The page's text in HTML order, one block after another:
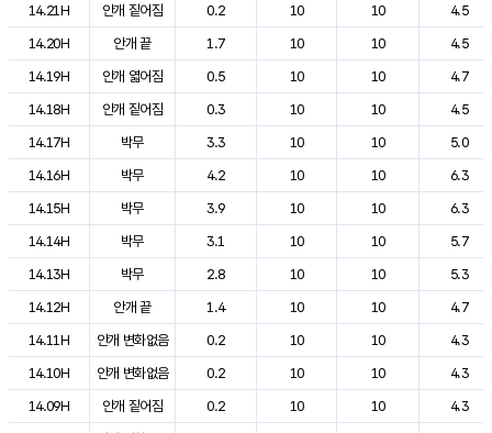
14.21H
안개 짙어짐 0.2 10 10
4.5
14.20H
안개 끝 1.7 10 10
4.5
14.19H
안개 엷어짐 0.5 10 10
4.7
14.18H
안개 짙어짐 0.3 10 10
4.5
14.17H
박무 3.3 10 10
5.0
14.16H
박무 4.2 10 10
6.3
14.15H
박무 3.9 10 10
6.3
14.14H
박무 3.1 10 10
5.7
14.13H
박무 2.8 10 10
5.3
14.12H
안개 끝 1.4 10 10
4.7
14.11H
안개 변화없음 0.2 10 10
4.3
14.10H
안개 변화없음 0.2 10 10
4.3
14.09H
안개 짙어짐 0.2 10 10
4.3